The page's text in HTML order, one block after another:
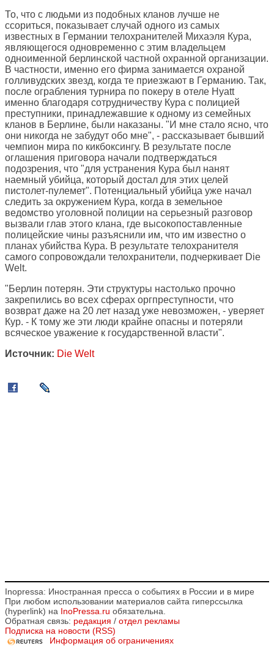
То, что с людьми из подобных кланов лучше не
ссориться, показывает случай одного из самых
известных в Германии телохранителей Михаэля Кура,
являющегося одновременно с этим владельцем
одноименной берлинской частной охранной организации.
В частности, именно его фирма занимается охраной
голливудских звезд, когда те приезжают в Германию. Так,
после ограбления турнира по покеру в отеле Hyatt
именно благодаря сотрудничеству Кура с полицией
преступники, принадлежавшие к одному из семейных
кланов в Берлине, были наказаны. "И мне стало ясно, что
они никогда не забудут обо мне", - рассказывает бывший
чемпион мира по кикбоксингу. В результате после
оглашения приговора начали подтверждаться
подозрения, что "для устранения Кура был нанят
наемный убийца, который достал для этих целей
пистолет-пулемет". Потенциальный убийца уже начал
следить за окружением Кура, когда в земельное
ведомство уголовной полиции на серьезный разговор
вызвали глав этого клана, где высокопоставленные
полицейские чины разъяснили им, что им известно о
планах убийства Кура. В результате телохранителя
самого сопровождали телохранители, подчеркивает Die
Welt.
"Берлин потерян. Эти структуры настолько прочно
закрепились во всех сферах оргпреступности, что
возврат даже на 20 лет назад уже невозможен, - уверяет
Кур. - К тому же эти люди крайне опасны и потеряли
всяческое уважение к государственной власти".
Источник: Die Welt
Inopressa: Иностранная пресса о событиях в России и в мире
При любом использовании материалов сайта гиперссылка
(hyperlink) на InoPressa.ru обязательна.
Обратная связь: редакция / отдел рекламы
Подписка на новости (RSS)
Информация об ограничениях